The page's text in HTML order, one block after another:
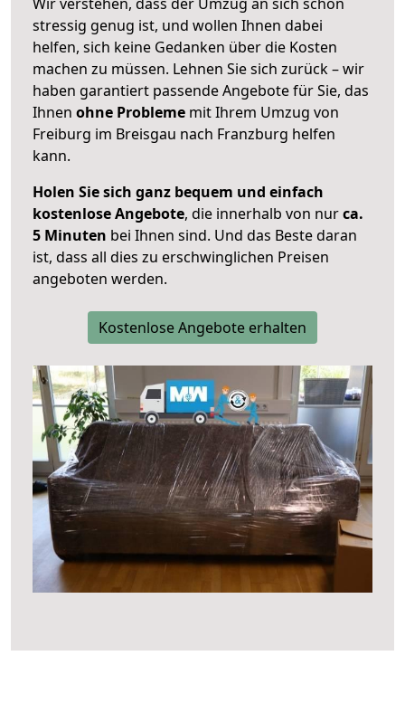
stressig genug ist, und wollen Ihnen dabei
helfen, sich keine Gedanken über die Kosten
machen zu müssen. Lehnen Sie sich zurück – wir
haben garantiert passende Angebote für Sie, das
Ihnen ohne Probleme mit Ihrem Umzug von
Freiburg im Breisgau nach Franzburg helfen
kann.
Holen Sie sich ganz bequem und einfach
kostenlose Angebote, die innerhalb von nurca.
5 Minuten bei Ihnen sind. Und das Beste daran
ist, dass all dies zu erschwinglichen Preisen
angeboten werden.
Kostenlose Angebote erhalten